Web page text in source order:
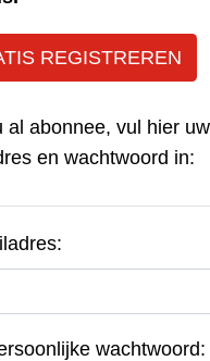
REGISTREREN
al abonnee, vul hier
en wachtwoord in:
wachtwoord: